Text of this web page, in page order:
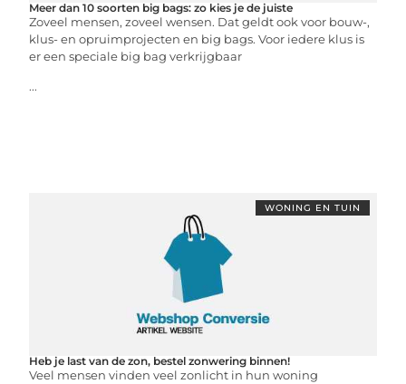
Meer dan 10 soorten big bags: zo kies je de juiste
Zoveel mensen, zoveel wensen. Dat geldt ook voor bouw-,
klus- en opruimprojecten en big bags. Voor iedere klus is
er een speciale big bag verkrijgbaar
...
WONING EN TUIN
Heb je last van de zon, bestel zonwering binnen!
Veel mensen vinden veel zonlicht in hun woning